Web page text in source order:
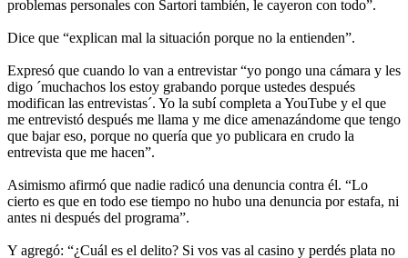
problemas personales con Sartori también, le cayeron con todo”.
Dice que “explican mal la situación porque no la entienden”.
Expresó que cuando lo van a entrevistar “yo pongo una cámara y les
digo ´muchachos los estoy grabando porque ustedes después
modifican las entrevistas´. Yo la subí completa a YouTube y el que
me entrevistó después me llama y me dice amenazándome que tengo
que bajar eso, porque no quería que yo publicara en crudo la
entrevista que me hacen”.
Asimismo afirmó que nadie radicó una denuncia contra él. “Lo
cierto es que en todo ese tiempo no hubo una denuncia por estafa, ni
antes ni después del programa”.
Y agregó: “¿Cuál es el delito? Si vos vas al casino y perdés plata no